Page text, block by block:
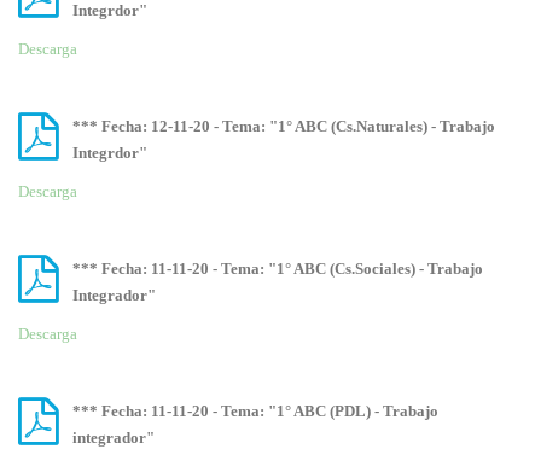
Integrdor"
Descarga
*** Fecha: 12-11-20 - Tema: "1° ABC (Cs.Naturales) - Trabajo
Integrdor"
Descarga
*** Fecha: 11-11-20 - Tema: "1° ABC (Cs.Sociales) - Trabajo
Integrador"
Descarga
*** Fecha: 11-11-20 - Tema: "1° ABC (PDL) - Trabajo
integrador"